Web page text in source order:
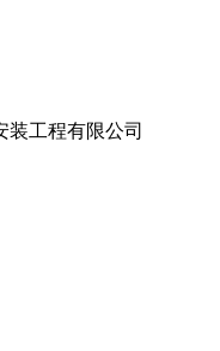
装工程有限公司